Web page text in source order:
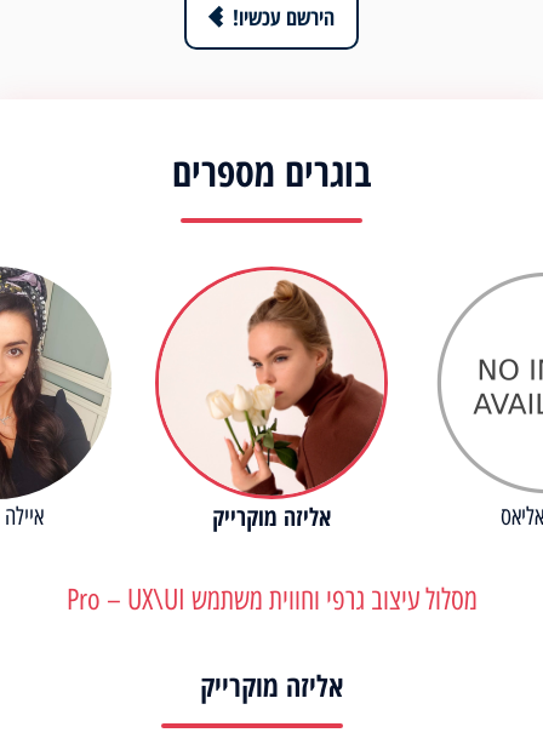
הירשם עכשיו!
בוגרים מספרים
אליזה מוקרייק
מסלול עיצוב גרפי וחווית משתמש Pro – UX\UI
אליזה מוקרייק